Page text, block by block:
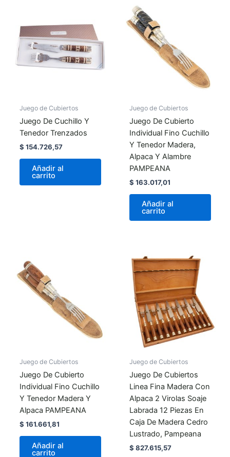
Juego de Cubiertos
Juego De Cuchillo Y
Tenedor Trenzados
$ 154.726,57
Añadir al
carrito
Juego de Cubiertos
Juego De Cubierto
Individual Fino Cuchillo
Y Tenedor Madera,
Alpaca Y Alambre
PAMPEANA
$ 163.017,01
Añadir al
carrito
Juego de Cubiertos
Juego De Cubierto
Individual Fino Cuchillo
Y Tenedor Madera Y
Alpaca PAMPEANA
$ 161.661,81
Añadir al
carrito
Juego de Cubiertos
Juego De Cubiertos
Linea Fina Madera Con
Alpaca 2 Virolas Soaje
Labrada 12 Piezas En
Caja De Madera Cedro
Lustrado, Pampeana
$ 827.615,57